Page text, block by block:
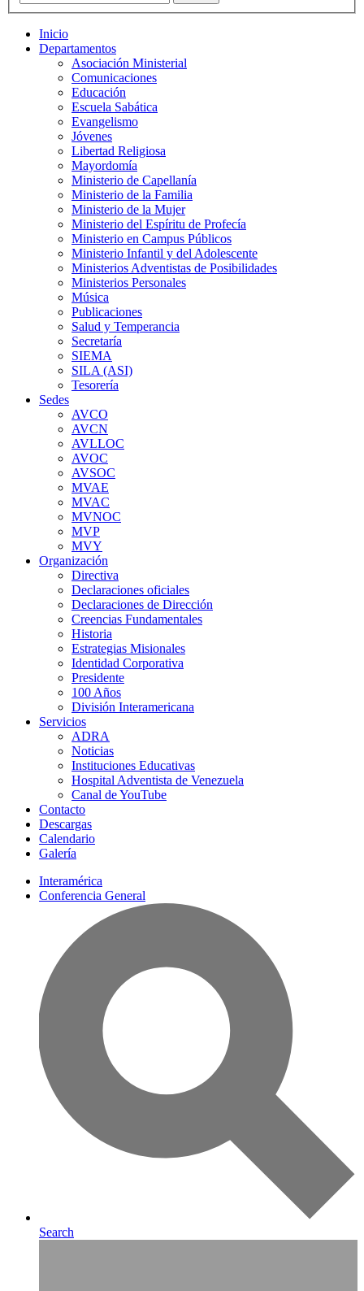
Inicio
Departamentos
Asociación Ministerial
Comunicaciones
Educación
Escuela Sabática
Evangelismo
Jóvenes
Libertad Religiosa
Mayordomía
Ministerio de Capellanía
Ministerio de la Familia
Ministerio de la Mujer
Ministerio del Espíritu de Profecía
Ministerio en Campus Públicos
Ministerio Infantil y del Adolescente
Ministerios Adventistas de Posibilidades
Ministerios Personales
Música
Publicaciones
Salud y Temperancia
Secretaría
SIEMA
SILA (ASI)
Tesorería
Sedes
AVCO
AVCN
AVLLOC
AVOC
AVSOC
MVAE
MVAC
MVNOC
MVP
MVY
Organización
Directiva
Declaraciones oficiales
Declaraciones de Dirección
Creencias Fundamentales
Historia
Estrategias Misionales
Identidad Corporativa
Presidente
100 Años
División Interamericana
Servicios
ADRA
Noticias
Instituciones Educativas
Hospital Adventista de Venezuela
Canal de YouTube
Contacto
Descargas
Calendario
Galería
Interamérica
Conferencia General
Search